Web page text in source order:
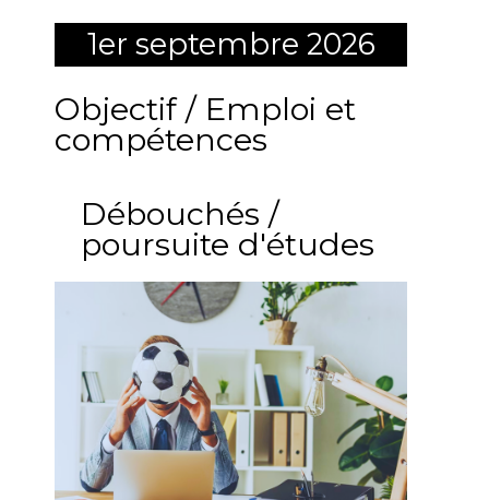
1er septembre 2026
Objectif / Emploi et
compétences
Débouchés /
poursuite d'études